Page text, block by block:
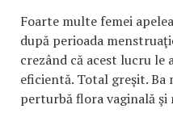
Foarte multe femei
după perioada
crezând că acest lucru le
eficientă. Total greşit.
perturbă flora vaginală şi